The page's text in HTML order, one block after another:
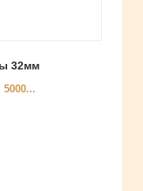
32мм
5000...